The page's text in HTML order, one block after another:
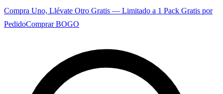
Compra Uno, Llévate Otro Gratis — Limitado a 1 Pack Gratis por
PedidoComprar BOGO